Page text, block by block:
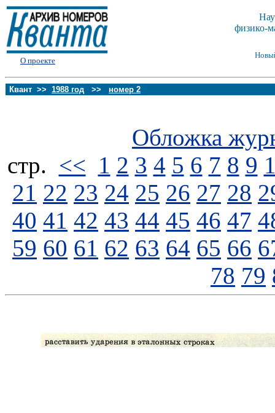
О проекте
физико-
Квант >> 1988 год >> номер 2
Обложка
стp. << 1 2 3 4 5 6 7 8 9
21 22 23 24 25 26 27 28
40 41 42 43 44 45 46 47
59 60 61 62 63 64 65 66
78 79